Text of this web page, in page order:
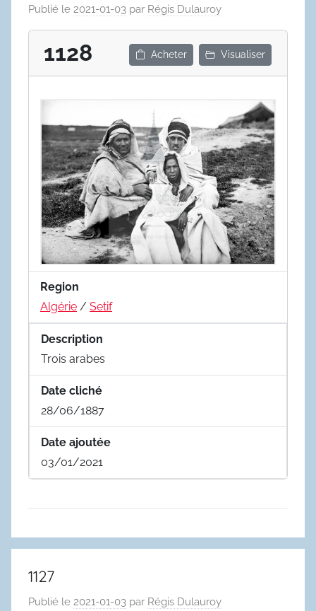
Publié le 2021-01-03 par Régis Dulauroy
1128 Acheter Visualiser
Region
Algérie / Setif
Description
Trois arabes
Date cliché
28/06/1887
Date ajoutée
03/01/2021
1127
Publié le 2021-01-03 par Régis Dulauroy